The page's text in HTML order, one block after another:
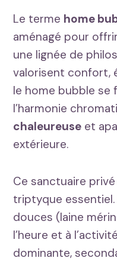
Le terme home
aménagé pour
une lignée de
valorisent confort,
le home bubble se
l’harmonie
chaleureuse et
extérieure.
Ce sanctuaire
triptyque
douces (laine
l’heure et à
dominante,